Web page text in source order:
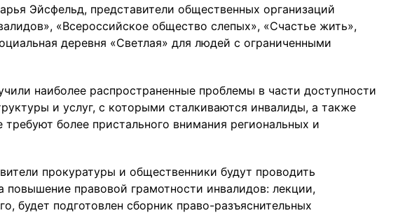
Эйсфельд, представители общественных организаций
«Всероссийское общество слепых», «Счастье жить»,
деревня «Светлая» для людей с ограниченными
наиболее распространенные проблемы в части доступности
и услуг, с которыми сталкиваются инвалиды, а также
более пристального внимания региональных и
прокуратуры и общественники будут проводить
повышение правовой грамотности инвалидов: лекции,
будет подготовлен сборник право-разъяснительных